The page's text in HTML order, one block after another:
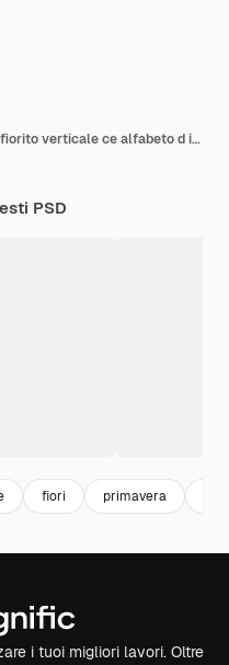
Rendering di alfabeto giardino fiorito verticale ce alfabeto d isolato
PSD
fiori primavera
i tuoi migliori lavori. Oltre